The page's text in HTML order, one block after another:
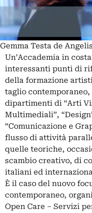
Gemma Testa de Angelis
Un’Accademia in
interessanti punti di
della formazione
taglio
dipartimenti di “Arti
Multimediali”,
“Comunicazione e
flusso di attività
quelle teoriche,
scambio creativo, di
italiani ed
È il caso del nuovo
contemporaneo,
Open Care – Servizi